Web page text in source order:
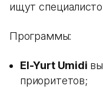
ищут
Программы:
El-Yurt Umidi
приоритетов;